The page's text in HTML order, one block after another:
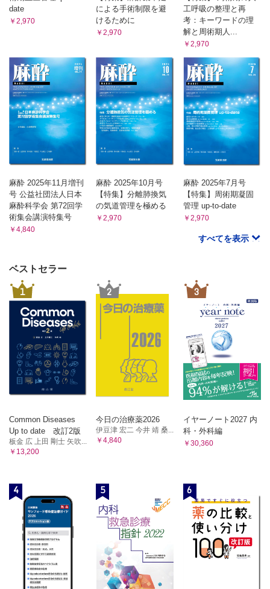
date
￥2,970
による手術制限を避
けるために
￥2,970
工呼吸の整理と再
考：キーワードの理
解と周術期人...
￥2,970
麻酔 2025年11月増刊
号 公益社団法人日本
麻酔科学会 第72回学
術集会講演特集号
￥4,840
麻酔 2025年10月号
【特集】分離肺換気
の気道管理を極める
￥2,970
麻酔 2025年7月号
【特集】周術期凝固
管理 up-to-date
￥2,970
すべてを表示
ベストセラー
1
Common Diseases
Up to date 改訂2版
板金 広 上田 剛士 矢吹...
￥13,200
2
今日の治療薬2026
伊豆津 宏二 今井 靖 桑...
￥4,840
3
イヤーノート2027 内
科・外科編
￥30,360
4 5 6